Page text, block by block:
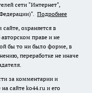
сети "Интернет",
Подробнее
охраняется в
праве и не
бы то ни было форме, в
переработке не иначе
за комментарии и
сайте ko44.ru и его